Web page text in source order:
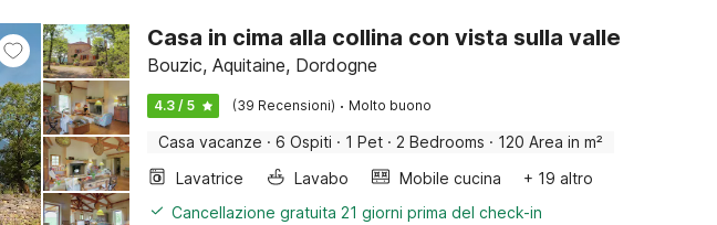
Casa in cima alla collina con vista sulla valle
Bouzic, Aquitaine, Dordogne
4.3 / 5 (39 Recensioni) · Molto buono
Casa vacanze · 6 Ospiti · 1 Pet · 2 Bedrooms · 120 Area in m²
Lavatrice
Lavabo Mobile cucina
+ 19 altro
Cancellazione gratuita 21 giorni prima del check-in